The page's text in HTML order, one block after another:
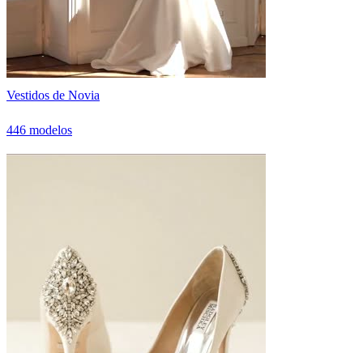
Vestidos de Novia
446 modelos